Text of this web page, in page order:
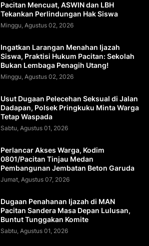
Pacitan Mencuat, ASWIN dan LBH
Tekankan Perlindungan Hak Siswa
Minggu, Agustus 02, 2026
Ingatkan Larangan Menahan Ijazah
Siswa, Praktisi Hukum Pacitan: Sekolah
Bukan Lembaga Penagih Utang!
Minggu, Agustus 02, 2026
Usut Dugaan Pelecehan Seksual di Jalan
Dadapan, Polsek Pringkuku Minta Warga
Tetap Waspada
Sabtu, Agustus 01, 2026
Perlancar Akses Warga, Kodim
0801/Pacitan Tinjau Medan
Pembangunan Jembatan Beton Garuda
Jumat, Agustus 07, 2026
Dugaan Penahanan Ijazah di MAN
Pacitan Sandera Masa Depan Lulusan,
Buntut Tunggakan Komite
Sabtu, Agustus 01, 2026